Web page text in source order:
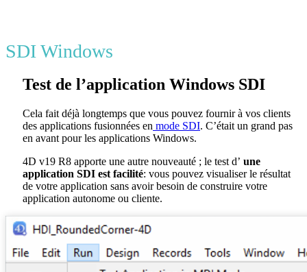
SDI Windows
Test de l’application Windows SDI
Cela fait déjà longtemps que vous pouvez fournir à vos clients
des applications fusionnées en mode SDI. C’était un grand pas
en avant pour les applications Windows.
4D v19 R8 apporte une autre nouveauté ; le test d’ une
application SDI est facilité: vous pouvez visualiser le résultat
de votre application sans avoir besoin de construire votre
application autonome ou cliente.